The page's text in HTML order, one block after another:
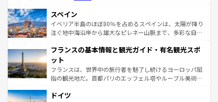
ろん、トスカーナの美しい田園風景やアマルフィ海岸の絶
景など、自然景観も見逃せない。観光の合間には、本場の
ピザやパスタなど、絶品のイタリア料理を堪能することも
ませてくれるイタリアで、忘れられない旅をしてみよう！
なお、新着のイタリア情報は
しい。
スペイン
イベリア半島のほぼ80％を占めるスペインは、太陽が降り
注ぐ地中海沿岸から雄大なピレネー山脈まで、多彩な自然
文化が根付くこの国では、情熱的なフラメンコ、熱気あふ
れる闘牛、そして美味しいタパスが生活の一部となってい
る。首都マドリードの洗練された雰囲気や、バルセロナの
アートに溢れた街角から、地方では古代ローマ遺跡や中世
せる。地方によって風土や気候が異なるスペインはその個
フランスの基本情報と観光ガイド・有名観光スポ
ット
フランスは、世界中の旅行者を魅了し続けるヨーロッパ屈
指の観光地だ。首都パリのエッフェル塔やルーブル美術館
で、幅広い魅力が詰まっている。華麗な宮殿、歴史的な大
ドイツ